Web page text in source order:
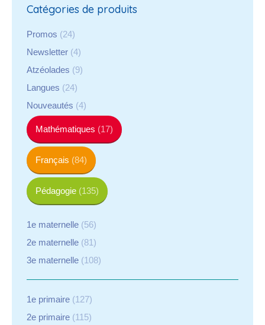
Catégories de produits
Promos (24)
Newsletter (4)
Atzéolades (9)
Langues (24)
Nouveautés (4)
Mathématiques (17)
Français (84)
Pédagogie (135)
1e maternelle (56)
2e maternelle (81)
3e maternelle (108)
1e primaire (127)
2e primaire (115)